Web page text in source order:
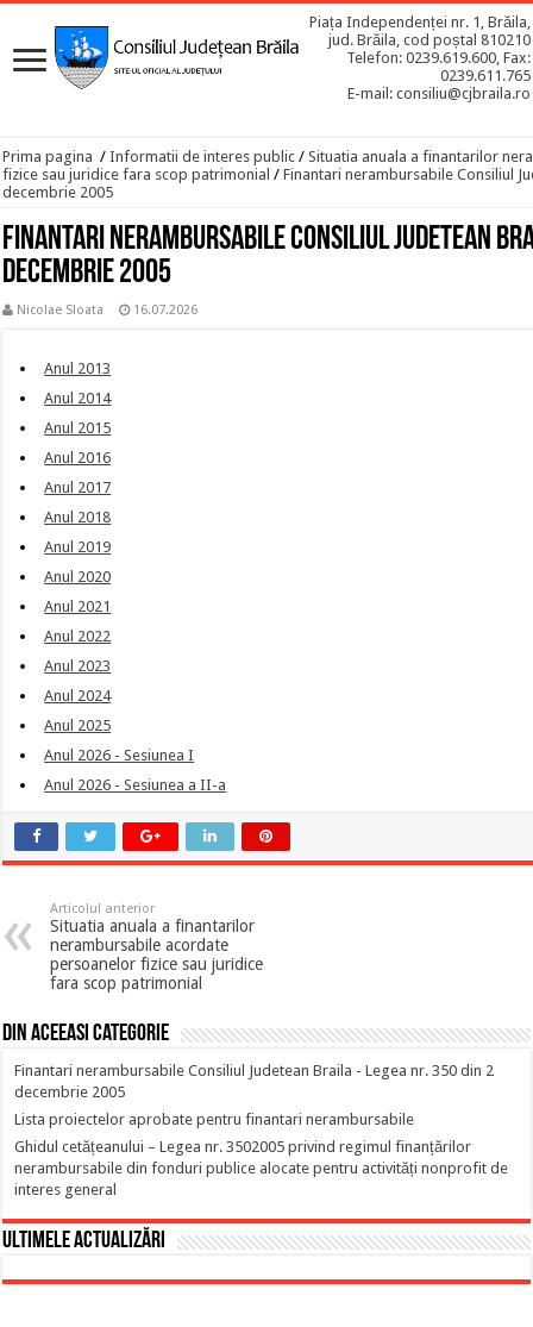
Piața Independenței nr. 1, Brăila,
jud. Brăila, cod poștal 810210
Telefon: 0239.619.600, Fax:
0239.611.765
E-mail: consiliu@cjbraila.ro
Prima pagina / Informatii de interes public / Situatia anuala a finantarilor
fizice sau juridice fara scop patrimonial / Finantari nerambursabile Consiliul
decembrie 2005
Finantari nerambursabile Consiliul Judetean
decembrie 2005
Nicolae Sloata 16.07.2026
Anul 2013
Anul 2014
Anul 2015
Anul 2016
Anul 2017
Anul 2018
Anul 2019
Anul 2020
Anul 2021
Anul 2022
Anul 2023
Anul 2024
Anul 2025
Anul 2026 - Sesiunea I
Anul 2026 - Sesiunea a II-a
Articolul anterior
Situatia anuala a finantarilor
nerambursabile acordate
persoanelor fizice sau juridice
fara scop patrimonial
Din aceeasi categorie
Finantari nerambursabile Consiliul Judetean Braila - Legea nr. 350 din 2
decembrie 2005
Lista proiectelor aprobate pentru finantari nerambursabile
Ghidul cetățeanului – Legea nr. 3502005 privind regimul finanțărilor
nerambursabile din fonduri publice alocate pentru activități nonprofit de
interes general
Ultimele actualizări